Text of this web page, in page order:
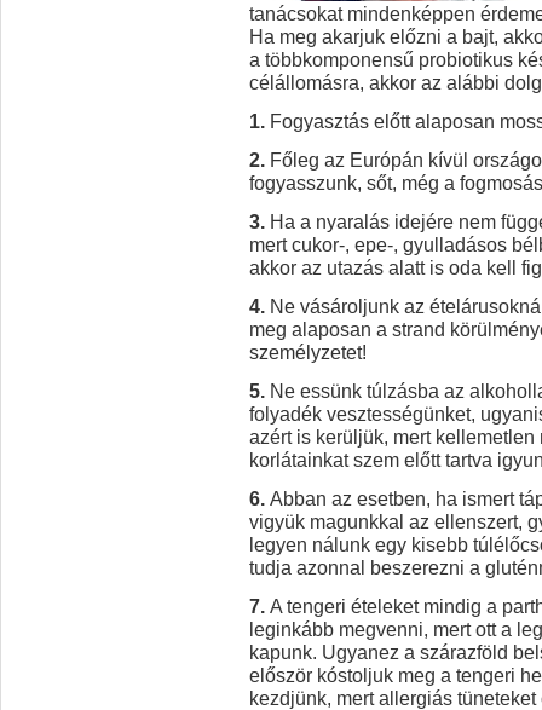
tanácsokat mindenképpen
Ha meg akarjuk előzni a bajt,
a többkomponensű probiotikus
célállomásra, akkor az alábbi
1. Fogyasztás előtt alaposan
2. Főleg az Európán kívül
fogyasszunk, sőt, még a
3. Ha a nyaralás idejére nem
mert cukor-, epe-, gyulladásos
akkor az utazás alatt is oda kell
4. Ne vásároljunk az
meg alaposan a strand
személyzetet!
5. Ne essünk túlzásba az
folyadék vesztességünket,
azért is kerüljük, mert
korlátainkat szem előtt tartva
6. Abban az esetben, ha ismert
vigyük magunkkal az ellenszert,
legyen nálunk egy kisebb
tudja azonnal beszerezni a
7. A tengeri ételeket mindig a
leginkább megvenni, mert ott a
kapunk. Ugyanez a szárazföld
először kóstoljuk meg a tengeri
kezdjünk, mert allergiás tüneteket